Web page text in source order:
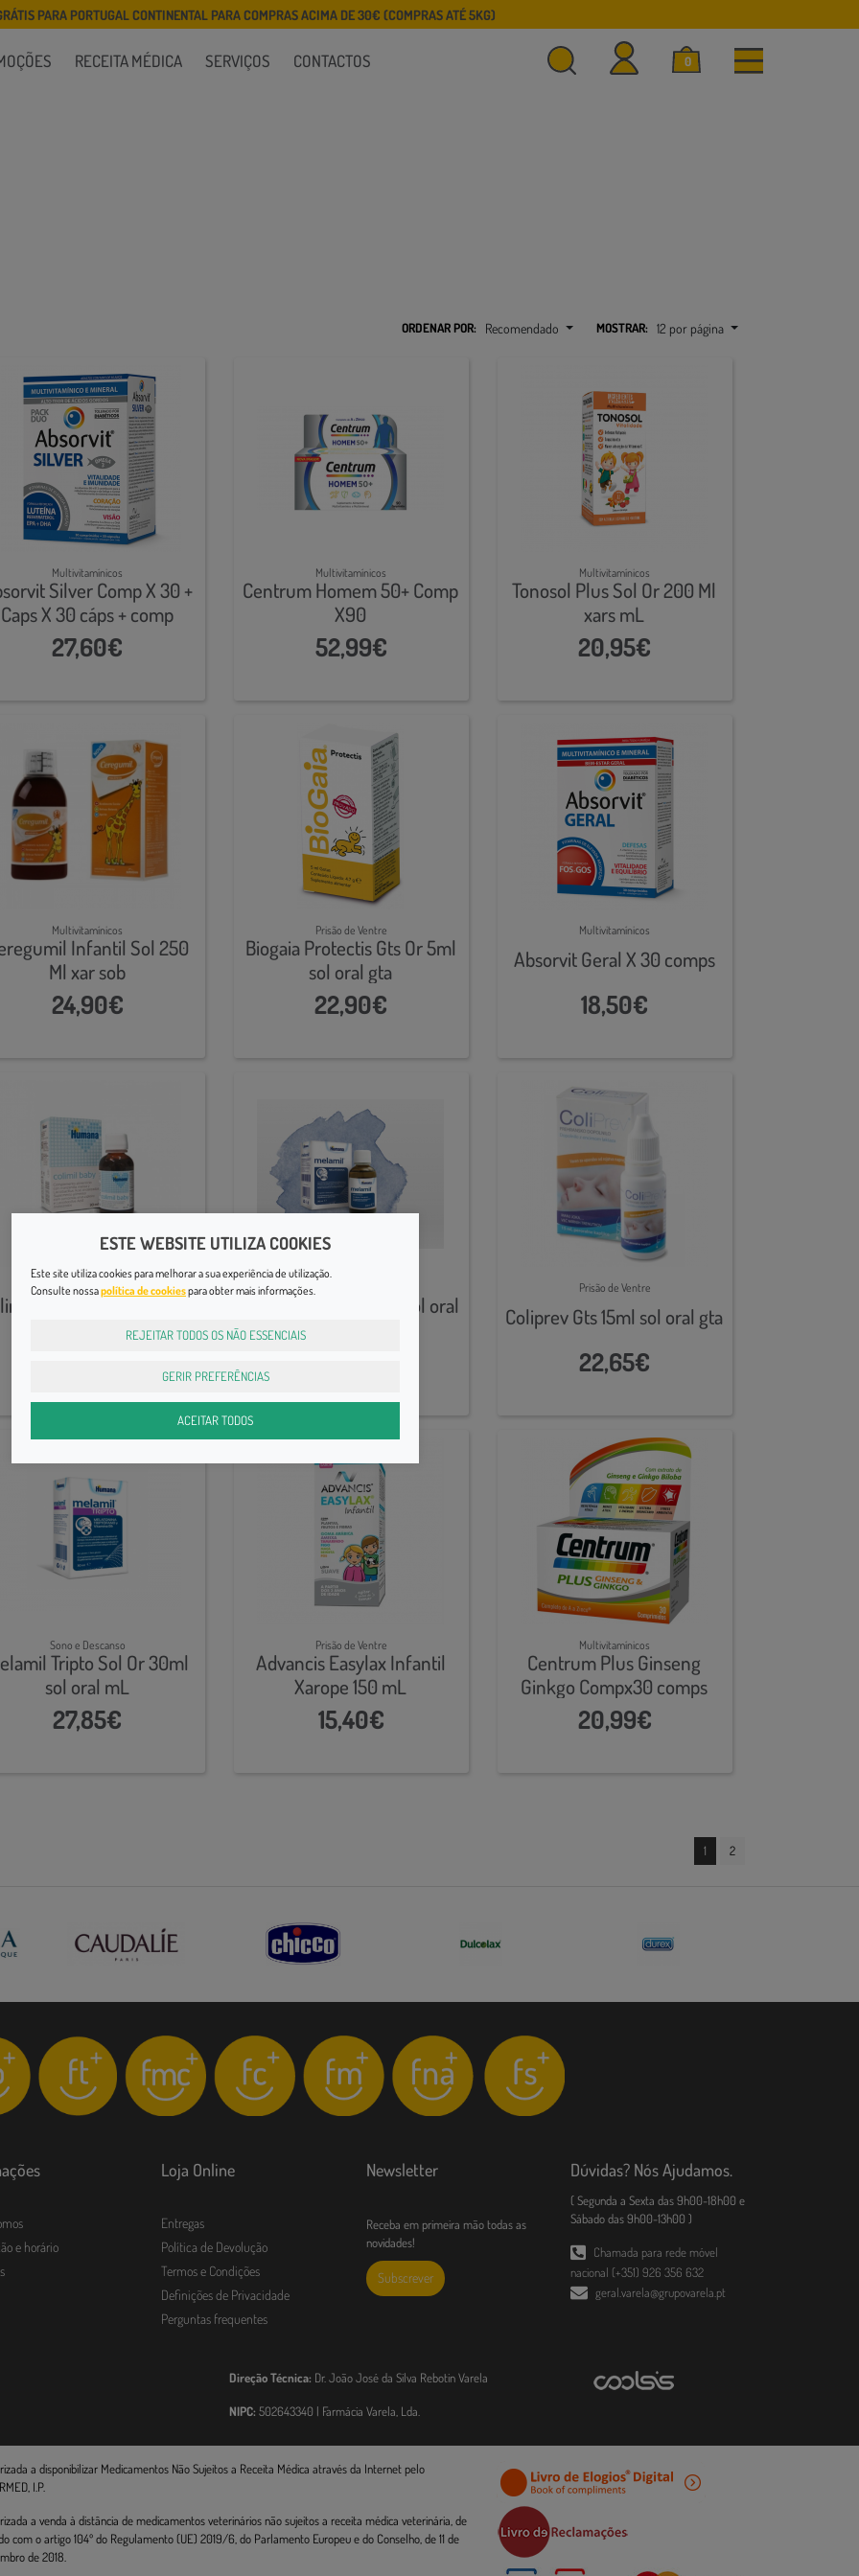
PARA PORTUGAL CONTINENTAL PARA COMPRAS ACIMA DE 30€ (COMPRAS ATÉ 5KG)
RECEITA MÉDICA SERVIÇOS CONTACTOS 0
ORDENAR POR: Recomendado MOSTRAR: 12 por página
Multivitamínicos
Silver Comp X 30 +
Caps X 30 cáps + comp
27,60€
Multivitamínicos
Centrum Homem 50+ Comp
X90
52,99€
Multivitamínicos
Tonosol Plus Sol Or 200 Ml
xars mL
20,95€
Multivitamínicos
Infantil Sol 250
Ml xar sob
24,90€
Prisão de Ventre
Biogaia Protectis Gts Or 5ml
sol oral gta
22,90€
Multivitamínicos
Absorvit Geral X 30 comps
18,50€
Prisão de Ventre
Baby Sol Or 30ml sol
Melamil Sol Or 30 Ml sol oral
Prisão de Ventre
Coliprev Gts 15ml sol oral gta
22,65€
Sono e Descanso
Tripto Sol Or 30ml
sol oral mL
27,85€
Prisão de Ventre
Advancis Easylax Infantil
Xarope 150 mL
15,40€
Multivitamínicos
Centrum Plus Ginseng
Ginkgo Compx30 comps
20,99€
1 2
e horário
Loja Online
Entregas
Política de Devolução
Termos e Condições
Definições de Privacidade
Perguntas frequentes
Newsletter
Receba em primeira mão todas as
novidades!
Subscrever
Dúvidas? Nós Ajudamos.
( Segunda a Sexta das 9h00-18h00 e
Sábado das 9h00-13h00 )
Chamada para rede móvel
nacional (+351) 926 356 632
geral.varela@grupovarela.pt
Direção Técnica: Dr. João José da Silva Rebotin Varela
NIPC: 502643340 | Farmácia Varela, Lda.
a disponibilizar Medicamentos Não Sujeitos a Receita Médica através da Internet pelo
I.P.
a venda à distância de medicamentos veterinários não sujeitos a receita médica veterinária, de
com o artigo 104º do Regulamento (UE) 2019/6, do Parlamento Europeu e do Conselho, de 11 de
de 2018.
ESTE WEBSITE UTILIZA COOKIES
Este site utiliza cookies para melhorar a sua experiência de utilização.
Consulte nossapolítica de cookiespara obter mais informações.
REJEITAR TODOS OS NÃO ESSENCIAIS
GERIR PREFERÊNCIAS
ACEITAR TODOS